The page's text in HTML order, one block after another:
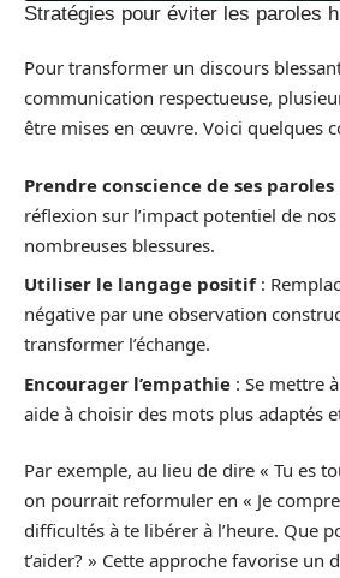
Stratégies pour éviter les paroles
Pour transformer un discours
communication respectueuse,
être mises en œuvre. Voici quelques
Prendre conscience de ses paroles
réflexion sur l’impact potentiel de
nombreuses blessures.
Utiliser le langage positif:
négative par une observation
transformer l’échange.
Encourager l’empathie : Se mettre
aide à choisir des mots plus adaptés
Par exemple, au lieu de dire « Tu es
on pourrait reformuler en « Je
difficultés à te libérer à l’heure. Que
t’aider? » Cette approche favorise un